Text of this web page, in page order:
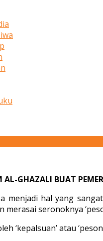
AL-GHAZALI BUAT
menjadi hal yang
merasai seronoknya
‘kepalsuan’ atau